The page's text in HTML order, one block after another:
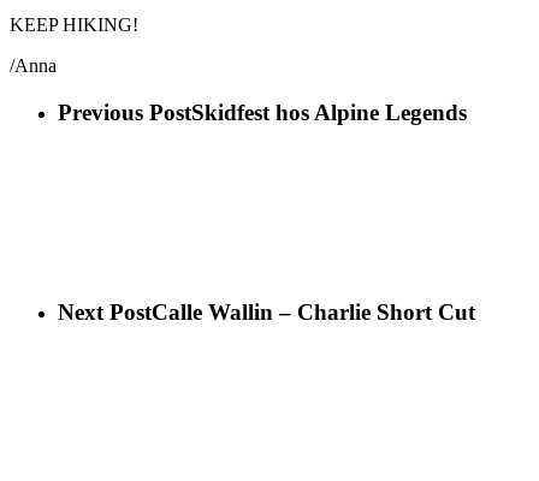
KEEP HIKING!
/Anna
Previous PostSkidfest hos Alpine Legends
Next PostCalle Wallin – Charlie Short Cut